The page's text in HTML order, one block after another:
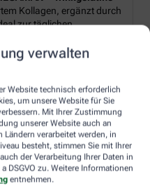
verwalten
Website technisch erforderlich
um unsere Website für Sie
Mit Ihrer Zustimmung
unserer Website auch an
Ländern verarbeitet werden, in
besteht, stimmen Sie mit Ihrer
der Verarbeitung Ihrer Daten in
DSGVO zu. Weitere Informationen
entnehmen.
Kollagen, ergänzt durch
zur täglichen
Vitamin C und Kupfer
Orangen-Geschmack
nach dem Sport